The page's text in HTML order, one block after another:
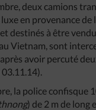
deux camions
en provenance de
destinés à être
Vietnam, sont
avoir percuté
la police confisque
) de 2 m de long